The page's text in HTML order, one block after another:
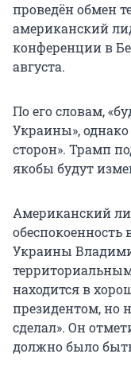
проведён обмен
американский
конференции в
августа.
По его словам,
Украины»,
сторон». Трамп
якобы будут
Американский
Украины
находится в
президентом, но
сделал». Он
должно было